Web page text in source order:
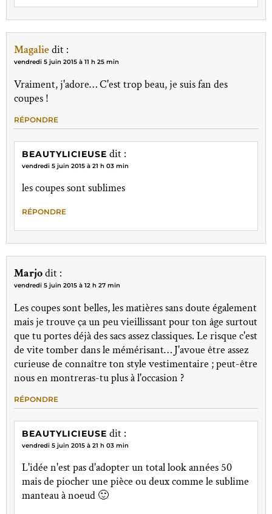
Magaliedit :
vendredi 5 juin 2015 à 11 h 25 min
Vraiment, j'adore… C'est trop beau, je suis fan des
coupes !
RÉPONDRE
BEAUTYLICIEUSE dit :
vendredi 5 juin 2015 à 21 h 03 min
les coupes sont sublimes
RÉPONDRE
Marjodit :
vendredi 5 juin 2015 à 12 h 27 min
Les coupes sont belles, les matières sans doute également
mais je trouve ça un peu vieillissant pour ton âge surtout
que tu portes déjà des sacs assez classiques. Le risque c'est
de vite tomber dans le mémérisant… J'avoue être assez
curieuse de connaître ton style vestimentaire ; peut-être
nous en montreras-tu plus à l'occasion ?
RÉPONDRE
BEAUTYLICIEUSE dit :
vendredi 5 juin 2015 à 21 h 03 min
L'idée n'est pas d'adopter un total look années 50
mais de piocher une pièce ou deux comme le sublime
manteau à noeud 🙂